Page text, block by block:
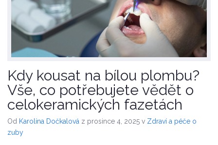
Kdy kousat na bílou plombu?
Vše, co potřebujete vědět o
celokeramických fazetách
Od Karolína Dočkalová z prosince 4, 2025 v Zdraví a péče o
zuby